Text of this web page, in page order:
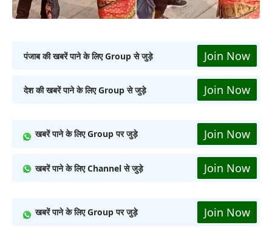
पंजाब की खबरें पाने के लिए Group से जुड़े Join Now
देश की खबरें पाने के लिए Group से जुड़े Join Now
खबरें पाने के लिए Group पर जुड़े Join Now
खबरें पाने के लिए Channel से जुड़े Join Now
खबरें पाने के लिए Group पर जुड़े Join Now